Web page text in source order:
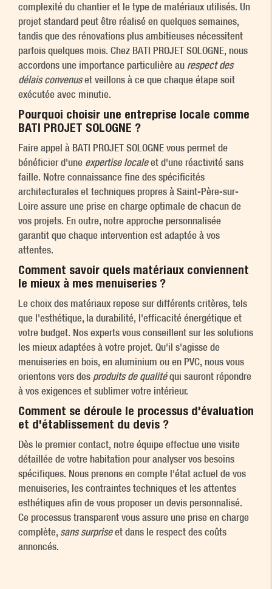
complexité du chantier et le type de matériaux utilisés. Un
projet standard peut être réalisé en quelques semaines,
tandis que des rénovations plus ambitieuses nécessitent
parfois quelques mois. Chez BATI PROJET SOLOGNE, nous
accordons une importance particulière au respect des
délais convenuset veillons à ce que chaque étape soit
exécutée avec minutie.
Pourquoi choisir une entreprise locale comme
BATI PROJET SOLOGNE ?
Faire appel à BATI PROJET SOLOGNE vous permet de
bénéficier d'une expertise localeet d'une réactivité sans
faille. Notre connaissance fine des spécificités
architecturales et techniques propres à Saint-Père-sur-
Loire assure une prise en charge optimale de chacun de
vos projets. En outre, notre approche personnalisée
garantit que chaque intervention est adaptée à vos
attentes.
Comment savoir quels matériaux conviennent
le mieux à mes menuiseries ?
Le choix des matériaux repose sur différents critères, tels
que l'esthétique, la durabilité, l'efficacité énergétique et
votre budget. Nos experts vous conseillent sur les solutions
les mieux adaptées à votre projet. Qu'il s'agisse de
menuiseries en bois, en aluminium ou en PVC, nous vous
orientons vers des produits de qualitéqui sauront répondre
à vos exigences et sublimer votre intérieur.
Comment se déroule le processus d'évaluation
et d'établissement du devis ?
Dès le premier contact, notre équipe effectue une visite
détaillée de votre habitation pour analyser vos besoins
spécifiques. Nous prenons en compte l'état actuel de vos
menuiseries, les contraintes techniques et les attentes
esthétiques afin de vous proposer un devis personnalisé.
Ce processus transparent vous assure une prise en charge
complète, sans surpriseet dans le respect des coûts
annoncés.